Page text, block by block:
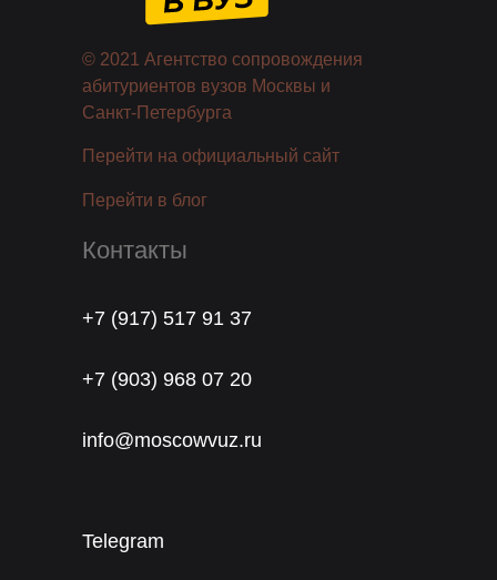
Telegram
info@moscowvuz.ru
+7 (903) 968 07 20
+7 (917) 517 91 37
Контакты
© 2021 Агентство сопровождения
абитуриентов вузов Москвы и
Санкт-Петербурга
Перейти на официальный сайт
Перейти в блог